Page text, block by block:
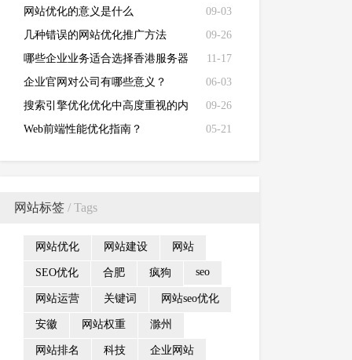
键字优化
09-03
网站优化的意义是什么
09-26
几种错误的网站优化推广方法
11-17
哪些企业业务适合选择香港服务器
建设网站？
06-03
企业官网对公司有哪些意义？
09-26
搜索引擎优化优化中高度重视的内
容
05-21
Web前端性能优化指南？
网站标签 / Tags
网站优化 网站建设 网站
SEO优化 合肥 疯狗 seo
网站运营 关键词 网站seo优化
安徽 网站权重 滁州
网站排名 科技 企业网站